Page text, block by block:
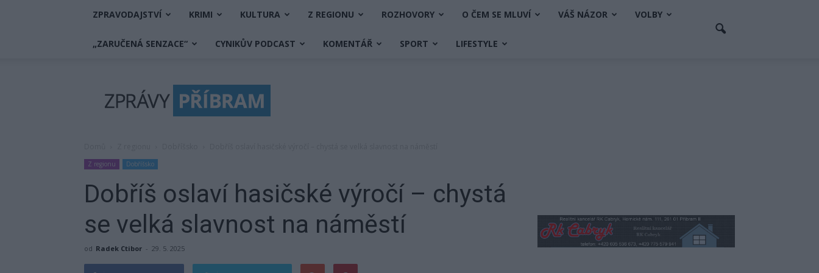
ZPRAVODAJSTVÍ KRIMI KULTURA Z REGIONU ROZHOVORY O ČEM SE MLUVÍ VÁŠ NÁZOR VOLBY
„ZARUČENÁ SENZACE“ CYNIKŮV PODCAST KOMENTÁŘ SPORT LIFESTYLE
Příbram
Z regionu Dobříšsko
Dobříš oslaví hasičské výročí – chystá
se velká slavnost na náměstí
od Radek Ctibor - 29. 5. 2025